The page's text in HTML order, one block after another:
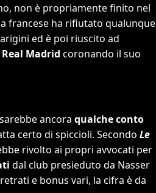
non è propriamente finito nel
francese ha rifiutato qualunque
ed è poi riuscito ad
Real Madrid coronando il suo
ancora qualche conto
certo di spiccioli. Secondo Le
rivolto ai propri avvocati per
dal club presieduto da Nasser
e bonus vari, la cifra è da